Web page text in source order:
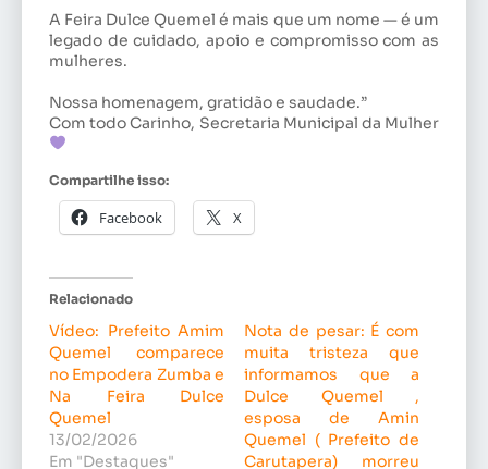
A Feira Dulce Quemel é mais que um nome — é um
legado de cuidado, apoio e compromisso com as
mulheres.
Nossa homenagem, gratidão e saudade.”
Com todo Carinho, Secretaria Municipal da Mulher
Compartilhe isso:
Facebook X
Relacionado
Vídeo: Prefeito Amim
Quemel comparece
no Empodera Zumba e
Na Feira Dulce
Quemel
13/02/2026
Em "Destaques"
Nota de pesar: É com
muita tristeza que
informamos que a
Dulce Quemel ,
esposa de Amin
Quemel ( Prefeito de
Carutapera) morreu